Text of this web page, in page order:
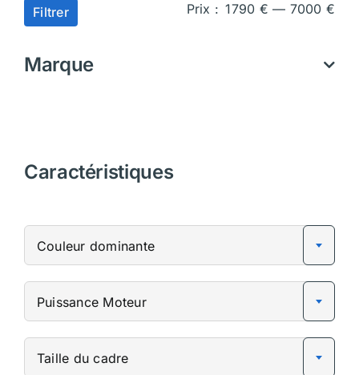
Filtrer Prix : 1790 € — 7000 €
Marque
Caractéristiques
Couleur dominante
Puissance Moteur
Taille du cadre